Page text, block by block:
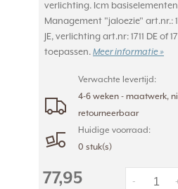
verlichting. Icm basiselementen
Management "jaloezie" art.nr.:
JE, verlichting art.nr: 1711 DE of
toepassen. Meer informatie »
Verwachte levertijd:
4-6 weken - maatwerk,
retourneerbaar
Huidige voorraad:
0 stuk(s)
77,95 -